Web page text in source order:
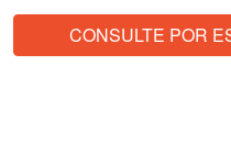
CONSULTE POR